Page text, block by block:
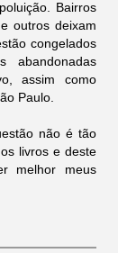
Bairros
outros deixam
congelados
abandonadas
assim como
Paulo.
não é tão
livros e deste
melhor meus